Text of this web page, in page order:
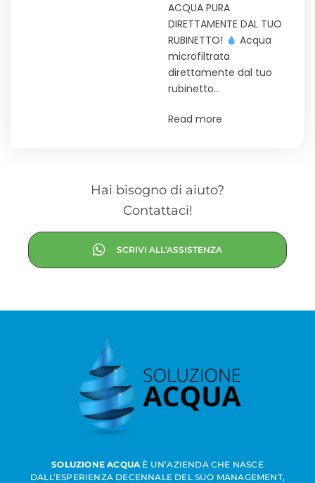
ACQUA PURA
DIRETTAMENTE DAL TUO
RUBINETTO!
Acqua
microfiltrata
direttamente dal tuo
rubinetto…
Read more
Hai bisogno di aiuto?
Contattaci!
SCRIVI ALL'ASSISTENZA
SOLUZIONE ACQUA È UN’AZIENDA CHE NASCE
DALL’ESPERIENZA DECENNALE DEL SUO MANAGEMENT,